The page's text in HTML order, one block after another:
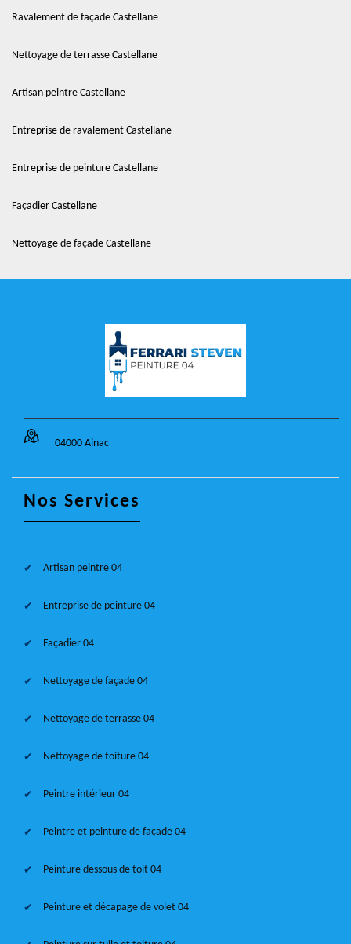
Ravalement de façade Castellane
Nettoyage de terrasse Castellane
Artisan peintre Castellane
Entreprise de ravalement Castellane
Entreprise de peinture Castellane
Façadier Castellane
Nettoyage de façade Castellane
04000 Ainac
Nos Services
Artisan peintre 04
Entreprise de peinture 04
Façadier 04
Nettoyage de façade 04
Nettoyage de terrasse 04
Nettoyage de toiture 04
Peintre intérieur 04
Peintre et peinture de façade 04
Peinture dessous de toit 04
Peinture et décapage de volet 04